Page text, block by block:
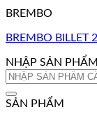
BREMBO
BREMBO BILLET
NHẬP SẢN
Tìm
SẢN PHẨM